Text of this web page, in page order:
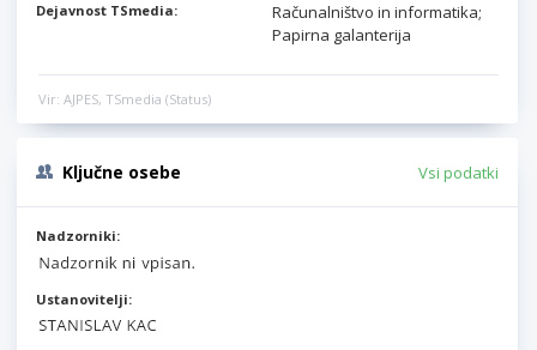
Dejavnost TSmedia:
Računalništvo in informatika;
Papirna galanterija
Vir: AJPES, TSmedia (Status)
Ključne osebe Vsi podatki
Nadzorniki:
Ustanovitelji: